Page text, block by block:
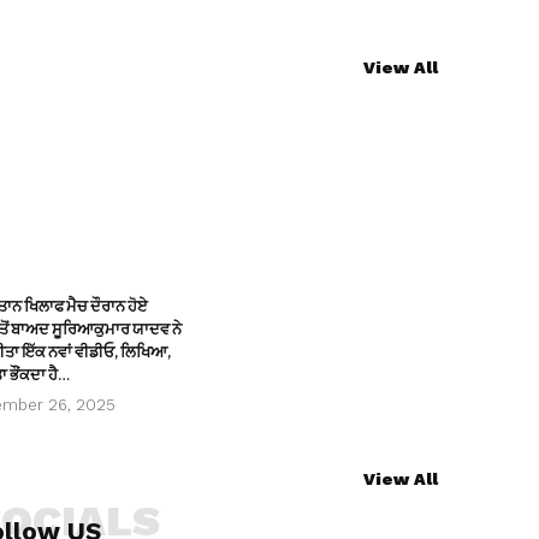
View All
ਖਿਲਾਫ ਮੈਚ ਦੌਰਾਨ ਹੋਏ
ਤੋਂ ਬਾਅਦ ਸੂਰਿਆਕੁਮਾਰ ਯਾਦਵ ਨੇ
ਇੱਕ ਨਵਾਂ ਵੀਡੀਓ, ਲਿਖਿਆ,
ਭੌਂਕਦਾ ਹੈ…
26, 2025
View All
US